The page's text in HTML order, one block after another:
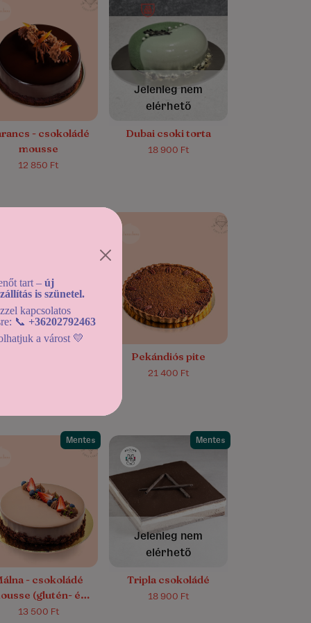
5.0/5 (16)
- csokoládé
mousse
12 850 Ft
4.8/5 (6)
Jelenleg nem
elérhető
Dubai csoki torta
18 900 Ft
4.9/5 (29) 5.0/5 (3)
Pekándiós pite
21 400 Ft
Mentes
5.0/5 (151)
- csokoládé
(glutén- és
cukormentes)
13 500 Ft
Mentes
Jelenleg nem
elérhető
Tripla csokoládé
18 900 Ft
tart – új
is szünetel.
kapcsolatos
📞 +36202792463
a várost 💛